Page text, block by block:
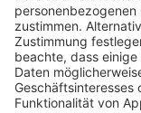
NIGHT